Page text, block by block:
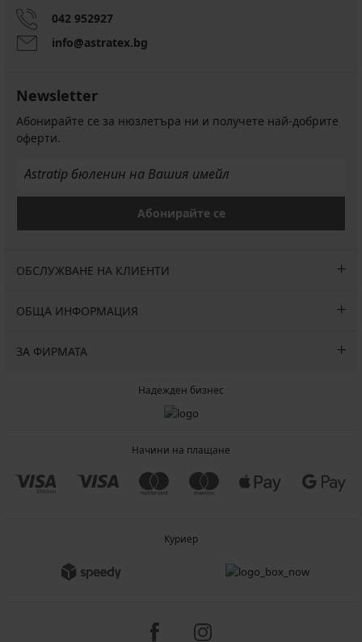
042 952927
info@astratex.bg
Newsletter
Абонирайте се за нюзлетъра ни и получете най-добрите
оферти.
Абонирайте се
ОБСЛУЖВАНЕ НА КЛИЕНТИ
ОБЩА ИНФОРМАЦИЯ
ЗА ФИРМАТА
Надежден бизнес
Начини на плащане
Куриер